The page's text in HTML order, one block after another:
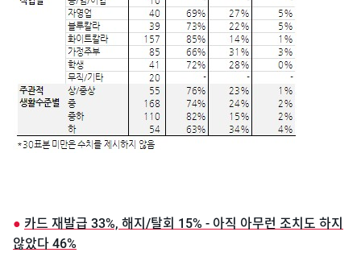
● 카드 재발급 33%, 해지/탈회 15% - 아직 아무런 조치도 하지
않았다 46%